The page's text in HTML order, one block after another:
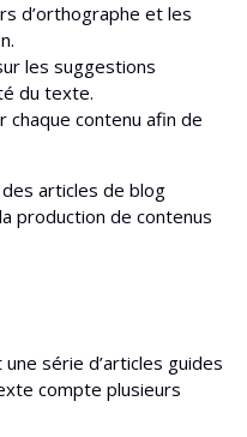
d’orthographe et les
les suggestions
du texte.
chaque contenu afin de
articles de blog
production de contenus
série d’articles guides
compte plusieurs